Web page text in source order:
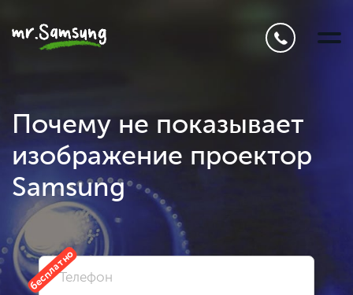
Почему не показывает
изображение проектор
Samsung
бесплатно